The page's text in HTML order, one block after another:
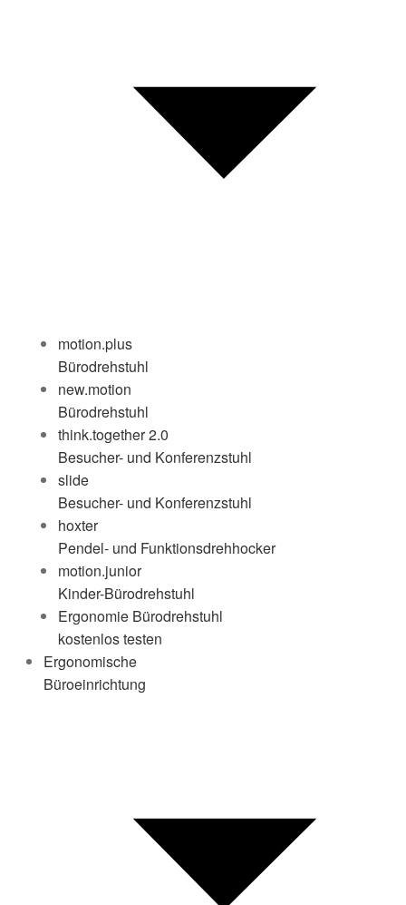
motion.plus
Bürodrehstuhl
new.motion
Bürodrehstuhl
think.together 2.0
Besucher- und Konferenzstuhl
slide
Besucher- und Konferenzstuhl
hoxter
Pendel- und Funktionsdrehhocker
motion.junior
Kinder-Bürodrehstuhl
Ergonomie Bürodrehstuhl
kostenlos testen
Ergonomische
Büroeinrichtung